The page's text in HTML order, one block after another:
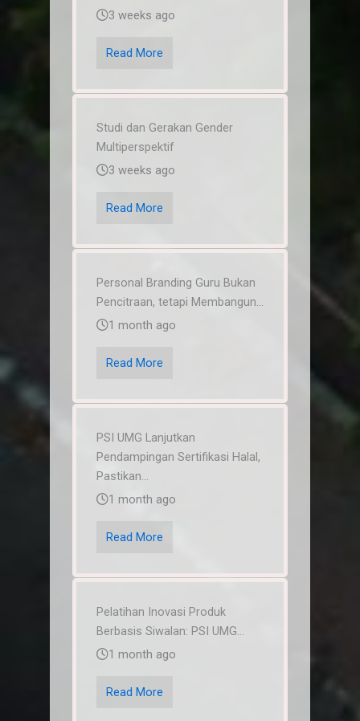
3 weeks ago
Read More
Studi dan Gerakan Gender
Multiperspektif
3 weeks ago
Read More
Personal Branding Guru Bukan
Pencitraan, tetapi Membangun...
1 month ago
Read More
PSI UMG Lanjutkan
Pendampingan Sertifikasi Halal,
Pastikan...
1 month ago
Read More
Pelatihan Inovasi Produk
Berbasis Siwalan: PSI UMG...
1 month ago
Read More